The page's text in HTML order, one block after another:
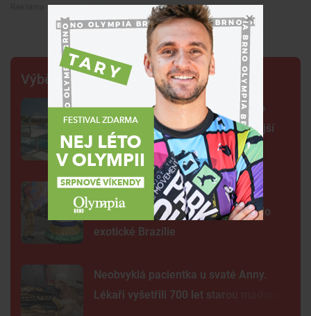
Premium
Výběr šéfredaktora
Na plovárně ve Znojmě se popralo
třicet lidí. Přibudou kamery i častější
hlídky
FOTO: Ulicemi Brna se prohnal
karnevalový průvod. Lidi přenesl do
exotické Brazílie
Neobvyklá pacientka u svaté Anny.
Lékaři vyšetřili 700 let starou madonu